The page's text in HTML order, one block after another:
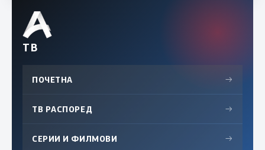
ТВ
ПОЧЕТНА →
ТВ РАСПОРЕД →
СЕРИИ И ФИЛМОВИ →